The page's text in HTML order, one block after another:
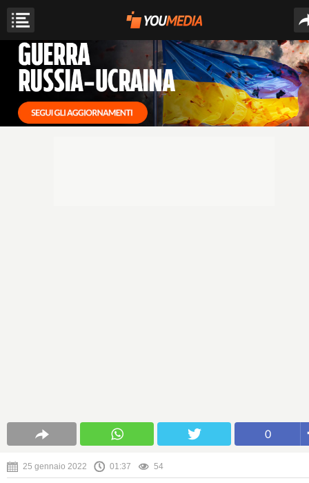
0
25 gennaio 2022 01:37 54